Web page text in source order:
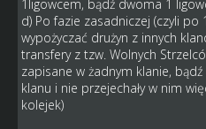
1ligowcem, bądź dwoma 1
d) Po fazie zasadniczej (czyli po
wypożyczać drużyn z innych
transfery z tzw. Wolnych
zapisane w żadnym klanie,
klanu i nie przejechały w nim
kolejek)